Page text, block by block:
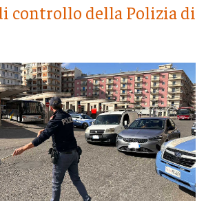
controllo della Polizia di